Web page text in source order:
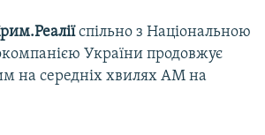
спільно з Національною
України продовжує
на середніх хвилях АМ на